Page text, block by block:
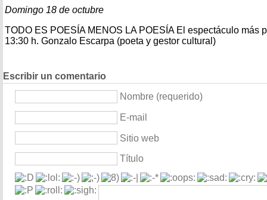
Domingo 18 de octubre
TODO ES POESÍA MENOS LA POESÍA El espectáculo más
13:30 h. Gonzalo Escarpa (poeta y gestor cultural)
Escribir un comentario
Nombre (requerido)
E-mail
Sitio web
Título